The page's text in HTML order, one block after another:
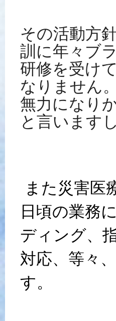
その活動方
訓に年々ブ
研修を受け
なりません
無力になり
と言いますし
また災害医
日頃の業務
ディング、
対応、等々
す。